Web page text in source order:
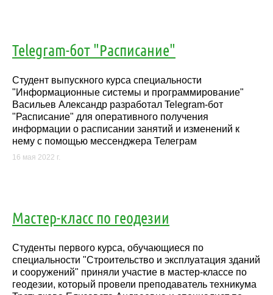
Telegram-бот "Расписание"
Студент выпускного курса специальности
"Информационные системы и программирование"
Васильев Александр разработал Telegram-бот
"Расписание" для оперативного получения
информации о расписании занятий и изменений к
нему с помощью мессенджера Телеграм
16 мая 2022 г.
Мастер-класс по геодезии
Студенты первого курса, обучающиеся по
специальности "Строительство и эксплуатация зданий
и сооружений" приняли участие в мастер-классе по
геодезии, который провели преподаватель техникума